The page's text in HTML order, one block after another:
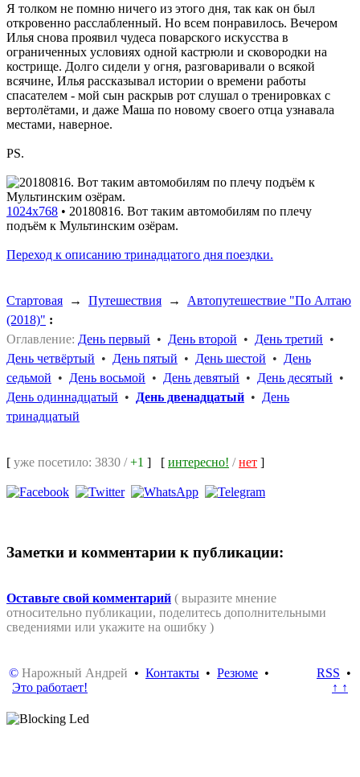
Я толком не помню ничего из этого дня, так как он был
откровенно расслабленный. Но всем понравилось. Вечером
Илья снова проявил чудеса поварского искусства в
ограниченных условиях одной кастрюли и сковородки на
кострище. Долго сидели у огня, разговаривали о всякой
всячине, Илья рассказывал истории о времени работы
спасателем - мой сын раскрыв рот слушал о тренировках с
вертолётами, и даже Маша по новому своего отца узнавала
местами, наверное.
PS.
1024x768 • 20180816. Вот таким автомобилям по плечу
подъём к Мультинским озёрам.
Переход к описанию тринадцатого дня поездки.
Стартовая → Путешествия → Автопутешествие "По Алтаю
(2018)" :
Оглавление: День первый • День второй • День третий •
День четвёртый • День пятый • День шестой • День
седьмой • День восьмой • День девятый • День десятый •
День одиннадцатый • День двенадцатый • День
тринадцатый
[ уже посетило: 3830 /+1 ] [ интересно! /нет ]
Заметки и комментарии к публикации:
Оставьте свой комментарий ( выразите мнение
относительно публикации, поделитесь дополнительными
сведениями или укажите на ошибку )
© Нарожный Андрей • Контакты • Резюме •
Это работает!
RSS •
↑ ↑